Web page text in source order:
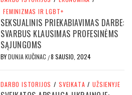
FEMINIZMAS IR LGBT+
SEKSUALINIS PRIEKABIAVIMAS DARBE:
SVARBUS KLAUSIMAS PROFESINĖMS
SĄJUNGOMS
BYDUNJA KUČINAC /8 SAUSIO, 2024
DARBO ISTORIJOS / SVEIKATA / UŽSIENYJE